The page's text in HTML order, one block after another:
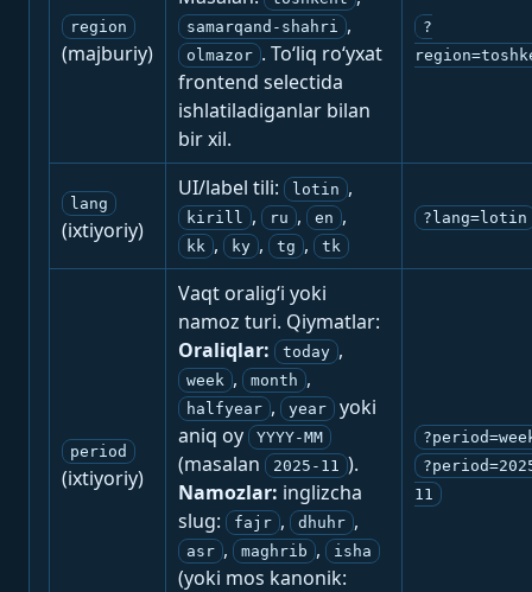
region
(majburiy)
samarqand-shahri ,
olmazor . To‘liq ro‘yxat
frontend selectida
ishlatiladiganlar bilan
bir xil.
?
lang
(ixtiyoriy)
UI/label tili: lotin ,
kirill , ru , en ,
kk , ky , tg , tk
?lang=lotin
period
(ixtiyoriy)
Vaqt oralig‘i yoki
namoz turi. Qiymatlar:
Oraliqlar:
today ,
week , month ,
halfyear , year
yoki
aniq oy
YYYY-MM
(masalan 2025-11 ).
Namozlar: inglizcha
slug:
fajr , dhuhr ,
asr , maghrib , isha
(yoki mos kanonik:
11